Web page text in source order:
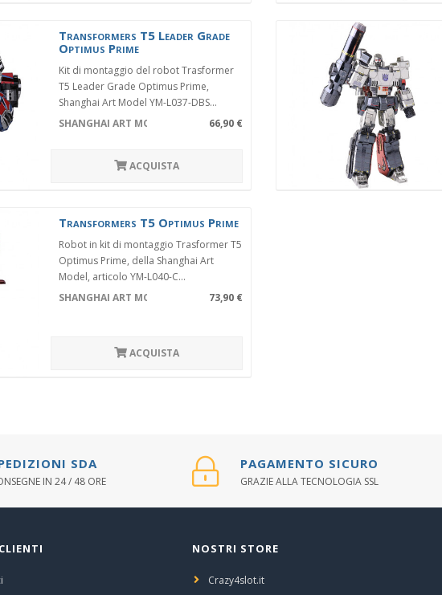
Transformers T5 Leader Grade
Optimus Prime
Kit di montaggio del robot Trasformer
T5 Leader Grade Optimus Prime,
Shanghai Art Model YM-L037-DBS...
SHANGHAI ART MODEL YM-L037-DBS
66,90 €
ACQUISTA
Transformers T5 Optimus Prime
Robot in kit di montaggio Trasformer T5
Optimus Prime, della Shanghai Art
Model, articolo YM-L040-C...
SHANGHAI ART MODEL YM-L040-C73,90 €
ACQUISTA
SDA
IN 24 / 48 ORE
PAGAMENTO SICURO
GRAZIE ALLA TECNOLOGIA SSL
NOSTRI STORE
Crazy4slot.it